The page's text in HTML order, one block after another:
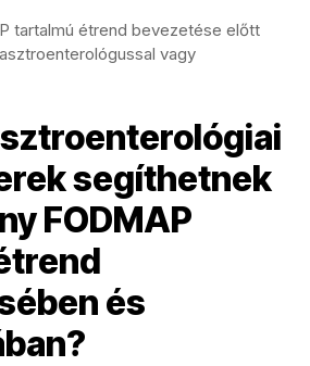
tartalmú étrend bevezetése előtt
vagy
segíthetnek
FODMAP
és